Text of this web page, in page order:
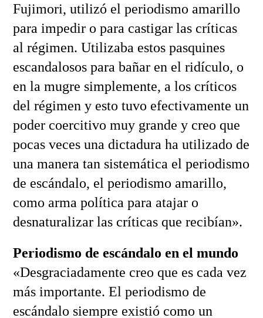
Fujimori, utilizó el periodismo amarillo
para impedir o para castigar las críticas
al régimen. Utilizaba estos pasquines
escandalosos para bañar en el ridículo, o
en la mugre simplemente, a los críticos
del régimen y esto tuvo efectivamente un
poder coercitivo muy grande y creo que
pocas veces una dictadura ha utilizado de
una manera tan sistemática el periodismo
de escándalo, el periodismo amarillo,
como arma política para atajar o
desnaturalizar las críticas que recibían».
Periodismo de escándalo en el mundo
«Desgraciadamente creo que es cada vez
más importante. El periodismo de
escándalo siempre existió como un